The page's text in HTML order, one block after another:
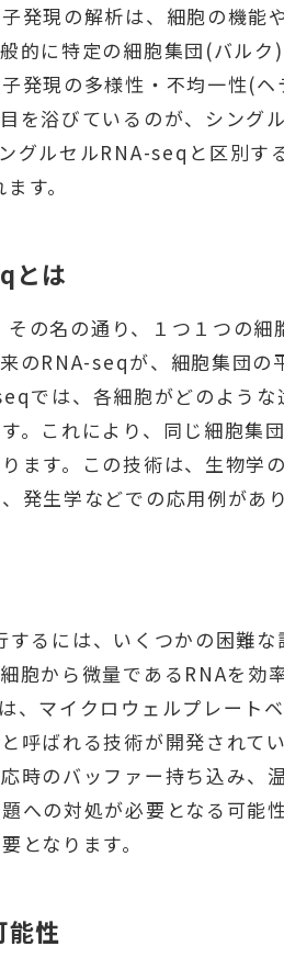
発現の解析は、細胞の機能
的に特定の細胞集団(バル
発現の多様性・不均一性(
を浴びているのが、シング
グルセルRNA-seqと区別
す。
とは
の名の通り、１つ１つの細
のRNA-seqが、細胞集団の
では、各細胞がどのような
。これにより、同じ細胞集
ます。この技術は、生物学
発生学などでの応用例があり
るには、いくつかの困難な
胞から微量であるRNAを効
、マイクロウェルプレート
呼ばれる技術が開発されて
時のバッファー持ち込み、
への対処が必要となる可能
となります。
能性